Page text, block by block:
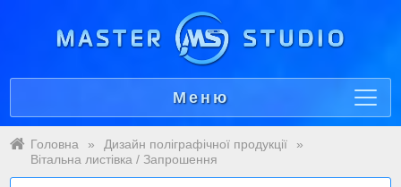
Меню
Головна » Дизайн поліграфічної продукції
»
Вітальна листівка / Запрошення